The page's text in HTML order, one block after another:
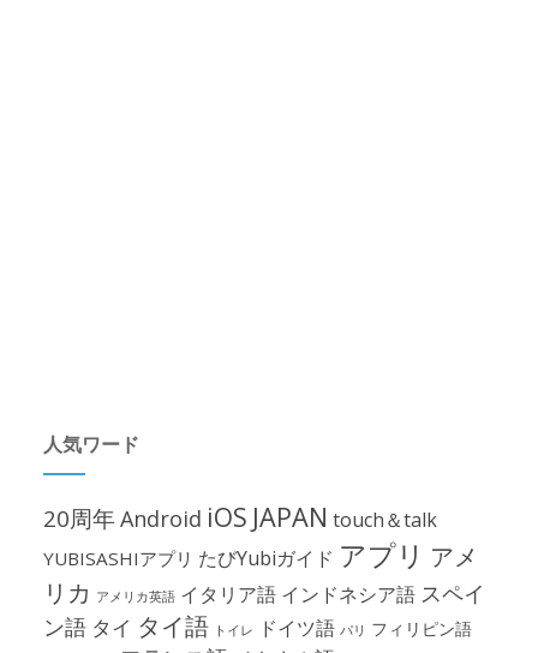
人気ワード
20周年Android iOS JAPAN touch＆talk
YUBISASHIアプリ たびYubiガイド アプリ アメ
リカ アメリカ英語 イタリア語 インドネシア語 スペイ
ン語 タイ タイ語 トイレ ドイツ語 パリ フィリピン語